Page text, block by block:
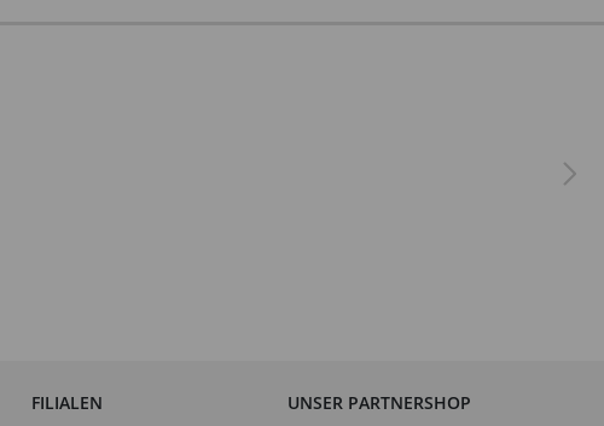
FILIALEN UNSER PARTNERSHOP